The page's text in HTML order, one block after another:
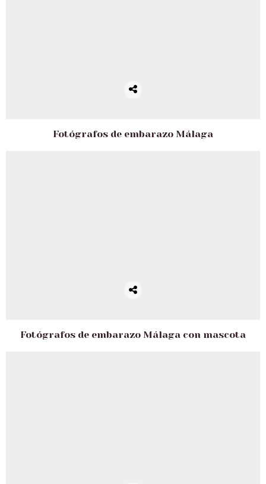
Fotógrafos de embarazo Málaga
Fotógrafos de embarazo Málaga con mascota